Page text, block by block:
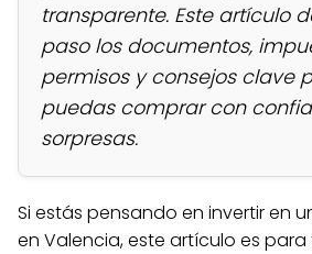
transparente. Este artículo
paso los documentos,
permisos y consejos clave
puedas comprar con
sorpresas.
Si estás pensando en invertir en
en Valencia, este artículo es para